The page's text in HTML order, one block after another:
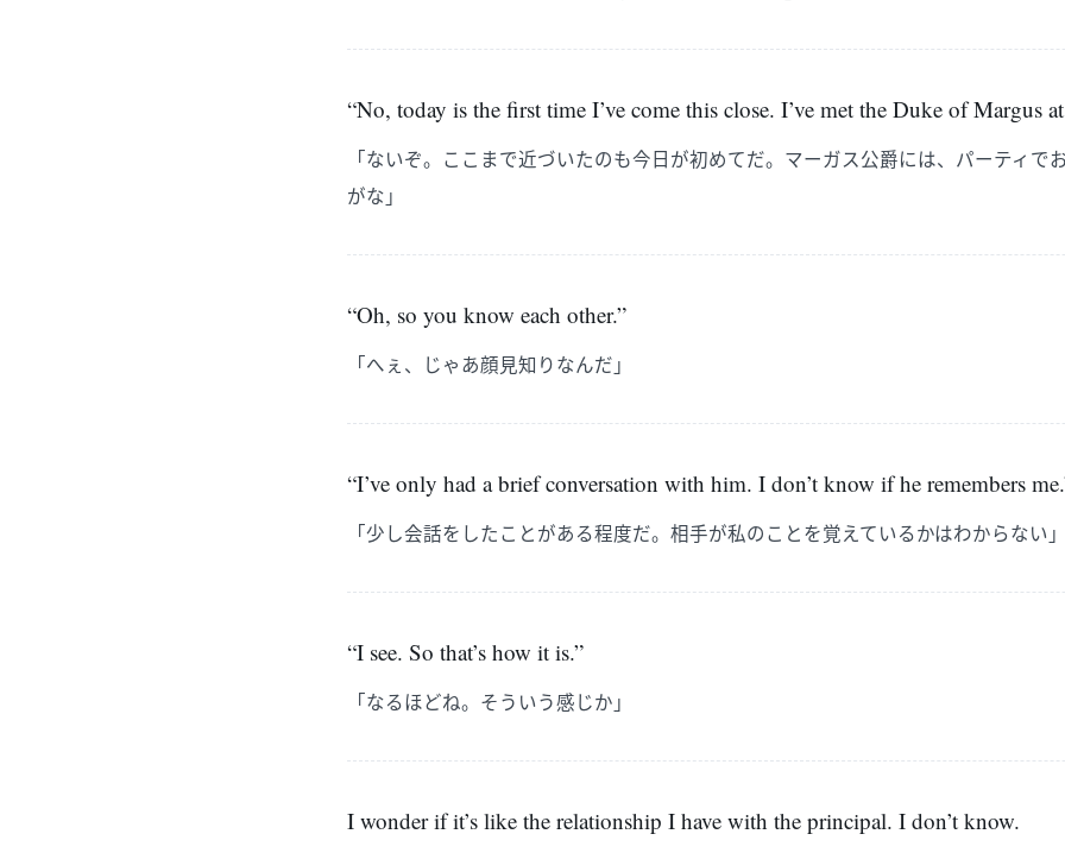
“No, today is the first time I’ve come this close. I’ve met the Duke of Margus
「ないぞ。ここまで近づいたのも今日が初めてだ。マーガス公爵には、パーティで
がな」
“Oh, so you know each other.”
「へぇ、じゃあ顔見知りなんだ」
“I’ve only had a brief conversation with him. I don’t know if he remembers
「少し会話をしたことがある程度だ。相手が私のことを覚えているかはわからない
“I see. So that’s how it is.”
「なるほどね。そういう感じか」
I wonder if it’s like the relationship I have with the principal. I don’t know.